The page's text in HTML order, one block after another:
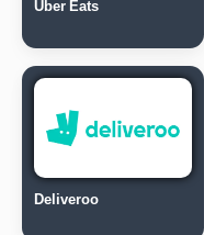
Uber Eats
Deliveroo